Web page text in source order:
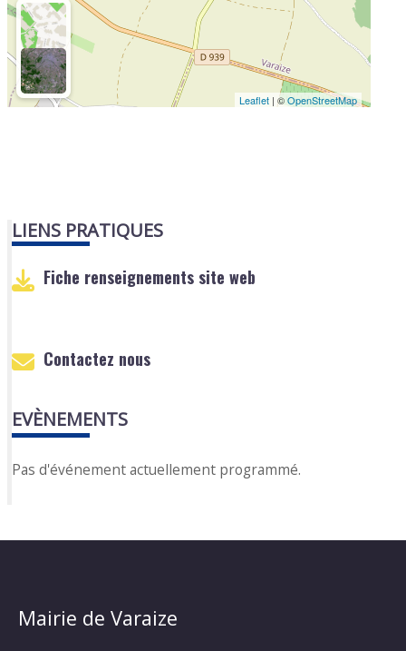
Leaflet| ©OpenStreetMap
LIENS PRATIQUES
Fiche renseignements site web
Contactez nous
EVÈNEMENTS
Pas d'événement actuellement programmé.
Mairie de Varaize